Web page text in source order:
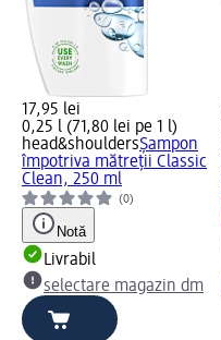
17,95 lei
0,25 l (71,80 lei pe 1 l)
head&shouldersȘampon
împotriva mătreții Classic
Clean, 250 ml
(0)
Notă
Livrabil
selectare magazin dm